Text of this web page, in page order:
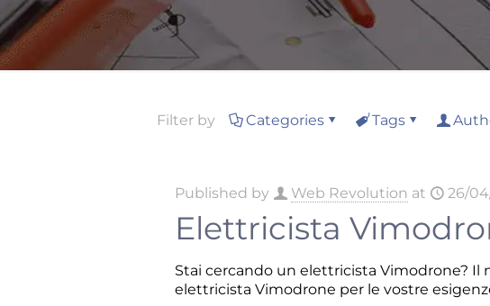
Filter by Categories Tags
Published by Web Revolution at 26/
Elettricista
Stai cercando un elettricista Vimodrone?
elettricista Vimodrone per le vostre